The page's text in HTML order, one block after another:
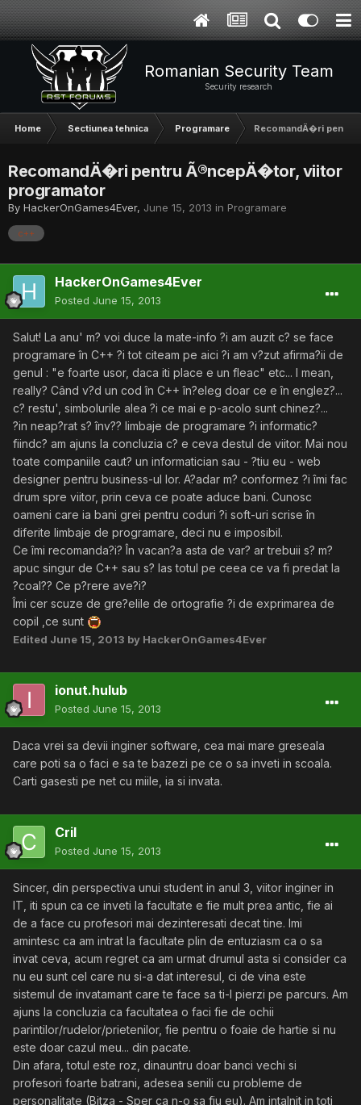
Romanian Security Team
Security research
Home Sectiunea tehnica Programare RecomandÄ�ri
RecomandÄ�ri pentru Ã®ncepÄ�tor, viitor
programator
By HackerOnGames4Ever, June 15, 2013 in Programare
c++
HackerOnGames4Ever
Posted June 15, 2013
Salut! La anu' m? voi duce la mate-info ?i am auzit c? se face
programare în C++ ?i tot citeam pe aici ?i am v?zut afirma?ii de
genul : "e foarte usor, daca iti place e un fleac" etc... I mean,
really? Când v?d un cod în C++ în?eleg doar ce e în englez?...
c? restu', simbolurile alea ?i ce mai e p-acolo sunt chinez?...
?in neap?rat s? înv?? limbaje de programare ?i informatic?
fiindc? am ajuns la concluzia c? e ceva destul de viitor. Mai nou
toate companiile caut? un informatician sau - ?tiu eu - web
designer pentru business-ul lor. A?adar m? conformez ?i îmi fac
drum spre viitor, prin ceva ce poate aduce bani. Cunosc
oameni care ia bani grei pentru coduri ?i soft-uri scrise în
diferite limbaje de programare, deci nu e imposibil.
Ce îmi recomanda?i? În vacan?a asta de var? ar trebuii s? m?
apuc singur de C++ sau s? las totul pe ceea ce va fi predat la
?coal?? Ce p?rere ave?i?
Îmi cer scuze de gre?elile de ortografie ?i de exprimarea de
copil ,ce sunt
Edited June 15, 2013 by HackerOnGames4Ever
ionut.hulub
Posted June 15, 2013
Daca vrei sa devii inginer software, cea mai mare greseala
care poti sa o faci e sa te bazezi pe ce o sa inveti in scoala.
Carti gasesti pe net cu miile, ia si invata.
Cril
Posted June 15, 2013
Sincer, din perspectiva unui student in anul 3, viitor inginer in
IT, iti spun ca ce inveti la facultate e fie mult prea antic, fie ai
de a face cu profesori mai dezinteresati decat tine. Imi
amintesc ca am intrat la facultate plin de entuziasm ca o sa
invat ceva, acum regret ca am urmat drumul asta si consider ca
nu eu sunt cel care nu si-a dat interesul, ci de vina este
sistemul de invatamant care te face sa ti-l pierzi pe parcurs. Am
ajuns la concluzia ca facultatea o faci fie de ochii
parintilor/rudelor/prietenilor, fie pentru o foaie de hartie si nu
este doar cazul meu... din pacate.
Din afara, totul este roz, dinauntru doar banci vechi si
profesori foarte batrani, adesea senili cu probleme de
personalitate (Bitza - Sper ca n-o sa fiu eu). Am intalnit in toti